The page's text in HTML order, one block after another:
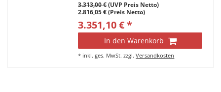
Entnahmeleitung mit Verbindung
zum 1. Tank
3.313,00 €(UVP Preis Netto)
2.816,05 € (Preis Netto)
3.351,10 € *
In den Warenkorb
* inkl. ges. MwSt. zzgl.Versandkosten